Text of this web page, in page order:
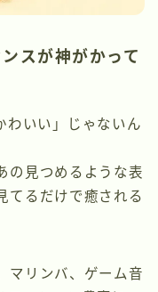
スが神がかって
わいい」じゃないん
の見つめるような表
てるだけで癒される
マリンバ、ゲーム音